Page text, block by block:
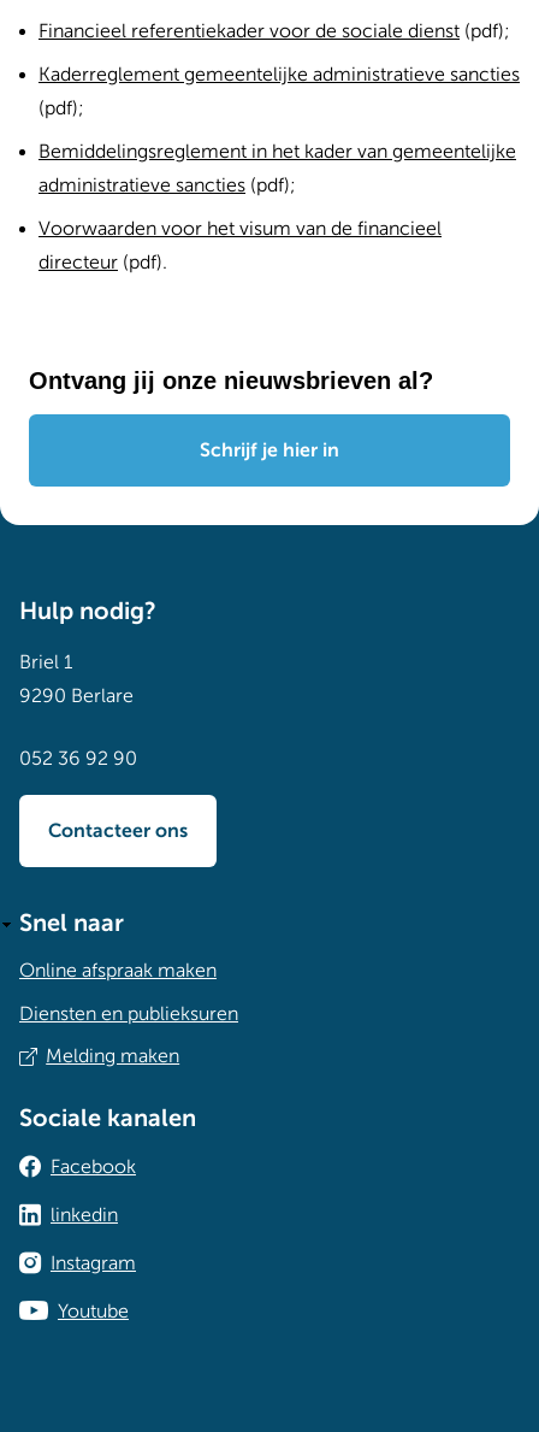
Financieel referentiekader voor de sociale dienst (pdf);
Kaderreglement gemeentelijke administratieve sancties
(pdf);
Bemiddelingsreglement in het kader van gemeentelijke
administratieve sancties (pdf);
Voorwaarden voor het visum van de financieel
directeur (pdf).
Ontvang jij onze nieuwsbrieven al?
Schrijf je hier in
Hulp nodig?
Briel 1
9290 Berlare
052 36 92 90
Contacteer ons
Snel naar
Online afspraak maken
Diensten en publieksuren
Melding maken
Sociale kanalen
Facebook
linkedin
Instagram
Youtube